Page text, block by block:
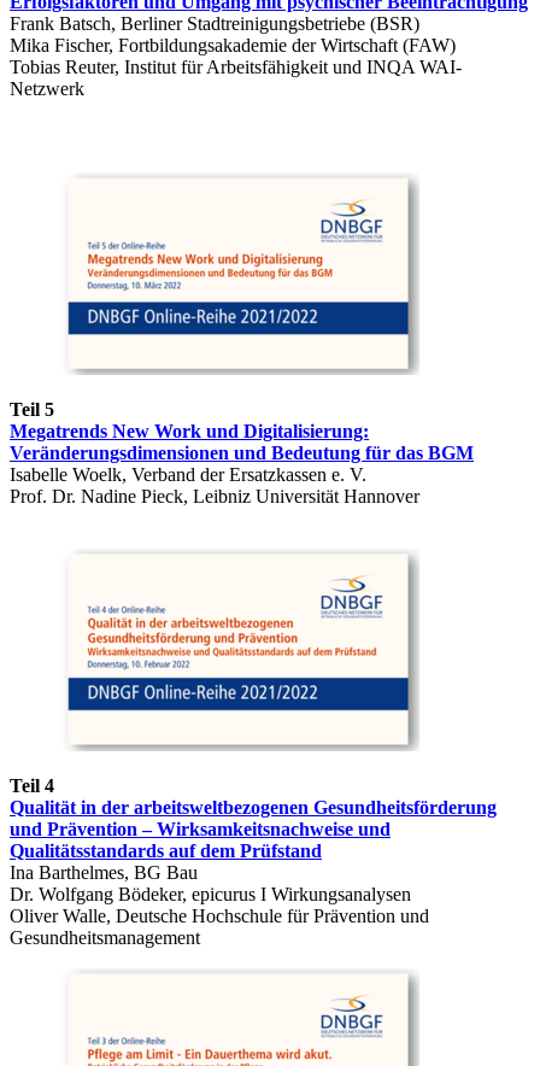
Frank Batsch, Berliner Stadtreinigungsbetriebe (BSR)
Mika Fischer, Fortbildungsakademie der Wirtschaft (FAW)
Tobias Reuter, Institut für Arbeitsfähigkeit und INQA WAI-
Netzwerk
Teil 5
Megatrends New Work und Digitalisierung:
Veränderungsdimensionen und Bedeutung für das BGM
Isabelle Woelk, Verband der Ersatzkassen e. V.
Prof. Dr. Nadine Pieck, Leibniz Universität Hannover
Teil 4
Qualität in der arbeitsweltbezogenen Gesundheitsförderung
und Prävention – Wirksamkeitsnachweise und
Qualitätsstandards auf dem Prüfstand
Ina Barthelmes, BG Bau
Dr. Wolfgang Bödeker, epicurus I Wirkungsanalysen
Oliver Walle, Deutsche Hochschule für Prävention und
Gesundheitsmanagement